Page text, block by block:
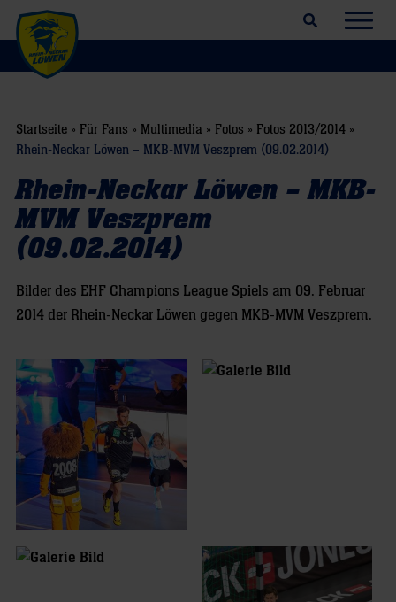
Suchfeld öffnen
Startseite » Für Fans » Multimedia » Fotos » Fotos 2013/2014 »
Rhein-Neckar Löwen – MKB-MVM Veszprem (09.02.2014)
Rhein-Neckar Löwen – MKB-
MVM Veszprem
(09.02.2014)
Bilder des EHF Champions League Spiels am 09. Februar
2014 der Rhein-Neckar Löwen gegen MKB-MVM Veszprem.